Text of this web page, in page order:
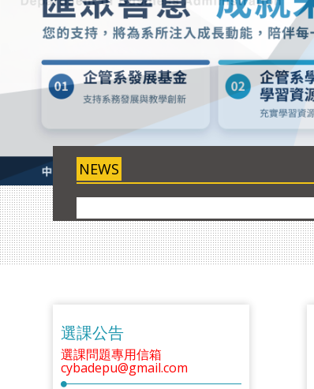
NEWS
選課公告
選課問題專用信箱
cybadepu@gmail.com